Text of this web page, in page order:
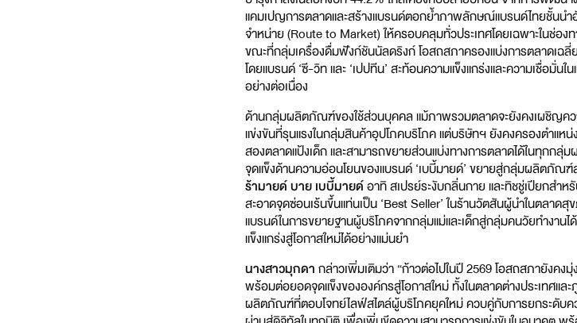
แคมเปญการตลาดและสร้างแบรนด์ตอกย้ำภาพลักษณ์แบรนด์ไทยชั้นน
จำหน่าย (Route to Market) ให้ครอบคลุมทั่วประเทศโดยเฉพาะในช่อง
ขณะที่กลุ่มเครื่องดื่มฟังก์ชันนัลดริงก์ โอสถสภาครองแบ่งการตลาดเฉ
โดยแบรนด์ ‘ซี-วิท และ ‘เปปทีน’ สะท้อนความแข็งแกร่งและความเชื่อ
อย่างต่อเนื่อง
ด้านกลุ่มผลิตภัณฑ์ของใช้ส่วนบุคคล แม้ภาพรวมตลาดจะยังคงเผชิญคว
แข่งขันที่รุนแรงในกลุ่มสินค้าอุปโภคบริโภค แต่บริษัทฯ ยังคงครองตำแ
สองตลาดแป้งเด็ก และสามารถขยายส่วนแบ่งทางการตลาดได้ในทุก
จุดแข็งด้านความอ่อนโยนของแบรนด์ ‘เบบี้มายด์’ ขยายสู่กลุ่มผลิตภัณ
ร้ามายด์ บาย เบบี้มายด์อาทิ สเปรย์ระงับกลิ่นกาย และทิชชู่เปียกสำ
สะอาดจุดซ่อนเร้นขึ้นแท่นเป็น ‘Best Seller’ ในร้านวัตสันผู้นำในตลาด
แบรนด์ในการขยายฐานผู้บริโภคจากกลุ่มแม่และเด็กสู่กลุ่มคนวัยทำงา
แข็งแกร่งสู่โอกาสใหม่ได้อย่างแม่นยำ
นางสาวมุกดากล่าวเพิ่มเติมว่า “ก้าวต่อไปในปี 2569 โอสถสภายังคง
พร้อมต่อยอดจุดแข็งขององค์กรสู่โอกาสใหม่ ทั้งในตลาดต่างประเทศ
ผลิตภัณฑ์ที่ตอบโจทย์ไลฟ์สไตล์ผู้บริโภคยุคใหม่ ควบคู่กับการยกระดับคว